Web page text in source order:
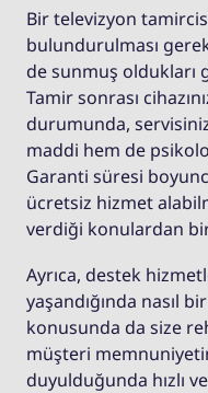
Bir televizyon
bulundurulması
de sunmuş oldukları
Tamir sonrası
durumunda,
maddi hem de
Garanti süresi
ücretsiz hizmet
verdiği konulardan
Ayrıca, destek
yaşandığında nasıl
konusunda da size
müşteri
duyulduğunda hızlı